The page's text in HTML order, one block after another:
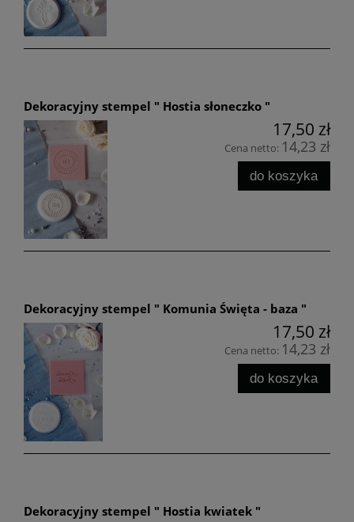
Dekoracyjny stempel " Hostia słoneczko "
17,50 zł
Cena netto: 14,23 zł
do koszyka
Dekoracyjny stempel " Komunia Święta - baza "
17,50 zł
Cena netto: 14,23 zł
do koszyka
Dekoracyjny stempel " Hostia kwiatek "